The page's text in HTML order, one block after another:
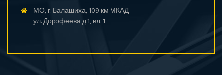
МО, г. Балашиха, 109 км МКАД
ул. Дорофеева д.1, вл. 1